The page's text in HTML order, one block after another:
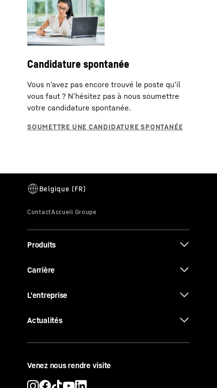
Candidature spontanée
Vous n’avez pas encore trouvé le poste qu’il
vous faut ? N’hésitez pas à nous soumettre
votre candidature spontanée.
Produits
Carrière
L'entreprise
Actualités
Venez nous rendre visite